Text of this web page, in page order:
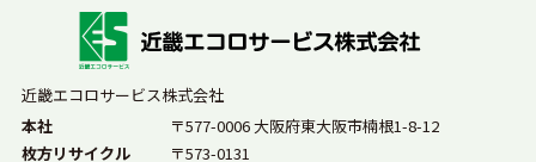
ハードディスク
廃棄物処理問題
産廃業者 ごみの処分
環境
法律
産業廃棄物処理
ゴミ処分
コンクリートガラ
近畿エコロサービス株式会社
本社
〒577-0006 大阪府東大阪市楠根1-8-12
枚方リサイクル
〒573-0131